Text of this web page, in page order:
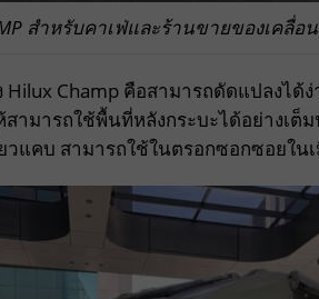
สำหรับคาเฟ่และร้านขายของเคลื่อ
Hilux Champ คือสามารถดัดแปลงได้
ามารถใช้พื้นที่หลังกระบะได้อย่างเ
วแคบ สามารถใช้ในตรอกซอกซอยใน